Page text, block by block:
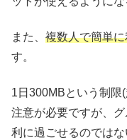
また、 複数人で簡単
す。
1日300MBという制限
注意が必要ですが、
利に過ごせるのではな